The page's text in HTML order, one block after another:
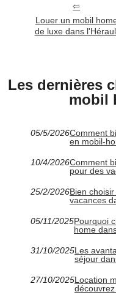
Louer un mobil
de luxe dans
Les dernières
mobil
05/5/2026Comment
en mobil-
10/4/2026Comment
pour des
25/2/2026Bien
vacances
05/11/2025Pourquoi
home
31/10/2025Les
séjour
27/10/2025Location